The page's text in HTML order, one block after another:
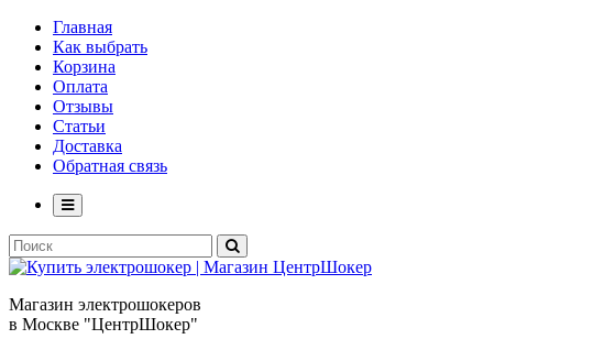
Главная
Как выбрать
Корзина
Оплата
Отзывы
Статьи
Доставка
Обратная связь
Магазин электрошокеров
в Москве "ЦентрШокер"